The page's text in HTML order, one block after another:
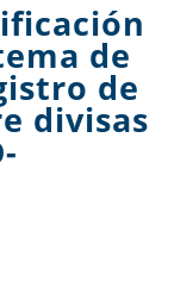
de
de
divisas